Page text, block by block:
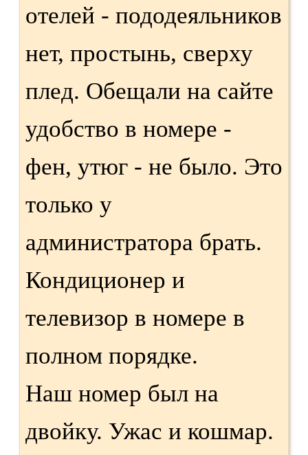
отелей - пододеяльников
нет, простынь, сверху
плед. Обещали на сайте
удобство в номере -
фен, утюг - не было. Это
только у
администратора брать.
Кондиционер и
телевизор в номере в
полном порядке.
Наш номер был на
двойку. Ужас и кошмар.